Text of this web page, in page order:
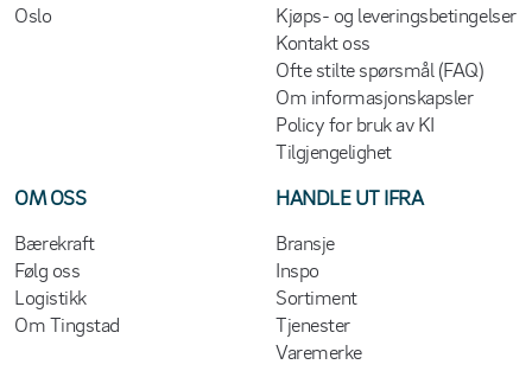
Oslo
Kjøps- og leveringsbetingelser
Kontakt oss
Ofte stilte spørsmål (FAQ)
Om informasjonskapsler
Policy for bruk av KI
Tilgjengelighet
OM OSS
Bærekraft
Følg oss
Logistikk
Om Tingstad
HANDLE UT IFRA
Bransje
Inspo
Sortiment
Tjenester
Varemerke